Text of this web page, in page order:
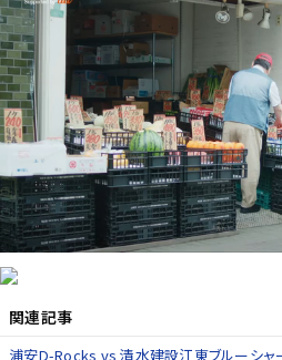
関連記事
浦安D-Rocks vs 清水建設江東ブルーシャ